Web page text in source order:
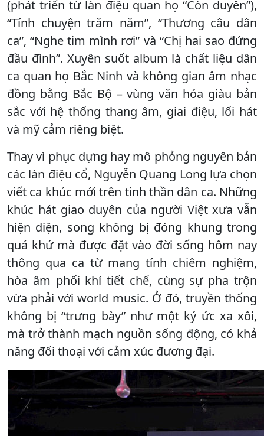
(phát triển từ làn điệu quan họ “Còn duyên”),
“Tính chuyện trăm năm”, “Thương câu dân
ca”, “Nghe tim mình rơi” và “Chị hai sao đứng
đầu đình”. Xuyên suốt album là chất liệu dân
ca quan họ Bắc Ninh và không gian âm nhạc
đồng bằng Bắc Bộ – vùng văn hóa giàu bản
sắc với hệ thống thang âm, giai điệu, lối hát
và mỹ cảm riêng biệt.
Thay vì phục dựng hay mô phỏng nguyên bản
các làn điệu cổ, Nguyễn Quang Long lựa chọn
viết ca khúc mới trên tinh thần dân ca. Những
khúc hát giao duyên của người Việt xưa vẫn
hiện diện, song không bị đóng khung trong
quá khứ mà được đặt vào đời sống hôm nay
thông qua ca từ mang tính chiêm nghiệm,
hòa âm phối khí tiết chế, cùng sự pha trộn
vừa phải với world music. Ở đó, truyền thống
không bị “trưng bày” như một ký ức xa xôi,
mà trở thành mạch nguồn sống động, có khả
năng đối thoại với cảm xúc đương đại.